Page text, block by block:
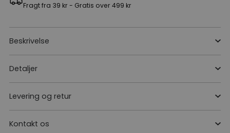
Fragt fra 39 kr - Gratis over 499 kr
Beskrivelse
Detaljer
Levering og retur
Kontakt os